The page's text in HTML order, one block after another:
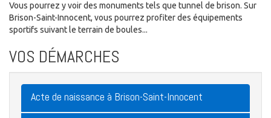
Vous pourrez y voir des monuments tels que tunnel de brison. Sur
Brison-Saint-Innocent, vous pourrez profiter des équipements
sportifs suivant le terrain de boules...
VOS DÉMARCHES
Acte de naissance à Brison-Saint-Innocent